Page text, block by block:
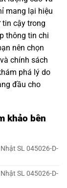
mang lại hiệu
cậy trong
thông tin chi
nên chọn
chính sách
phá lý do
đầu cho
khảo bên
SL 045026-D-
SL 045026-D-